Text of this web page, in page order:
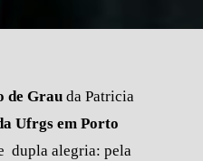
de Grauda Patricia
Ufrgs em Porto
dupla alegria: pela